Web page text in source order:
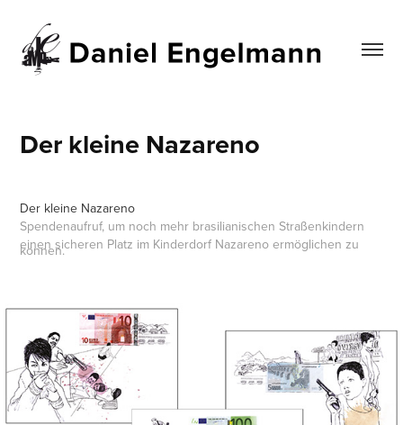
Der kleine Nazareno
Der kleine Nazareno
Spendenaufruf, um noch mehr brasilianischen Straßenkindern
einen sicheren Platz im Kinderdorf Nazareno ermöglichen zu
können.